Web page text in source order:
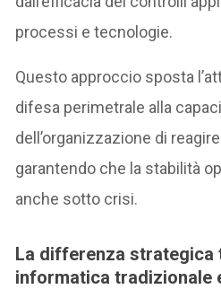
processi e tecnologie.
Questo approccio sposta
difesa perimetrale alla
dell’organizzazione di
garantendo che la stabilità
anche sotto crisi.
La differenza strategica
informatica tradizionale